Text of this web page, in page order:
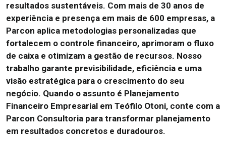
resultados sustentáveis. Com mais de 30 anos de
experiência e presença em mais de 600 empresas, a
Parcon aplica metodologias personalizadas que
fortalecem o controle financeiro, aprimoram o fluxo
de caixa e otimizam a gestão de recursos. Nosso
trabalho garante previsibilidade, eficiência e uma
visão estratégica para o crescimento do seu
negócio. Quando o assunto é Planejamento
Financeiro Empresarial em Teófilo Otoni, conte com a
Parcon Consultoria para transformar planejamento
em resultados concretos e duradouros.